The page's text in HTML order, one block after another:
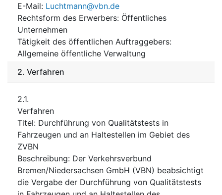
E-Mail: Luchtmann@vbn.de
Rechtsform des Erwerbers: Öffentliches
Unternehmen
Tätigkeit des öffentlichen Auftraggebers:
Allgemeine öffentliche Verwaltung
2. Verfahren
2.1.
Verfahren
Titel: Durchführung von Qualitätstests in
Fahrzeugen und an Haltestellen im Gebiet des
ZVBN
Beschreibung: Der Verkehrsverbund
Bremen/Niedersachsen GmbH (VBN) beabsichtigt
die Vergabe der Durchführung von Qualitätstests